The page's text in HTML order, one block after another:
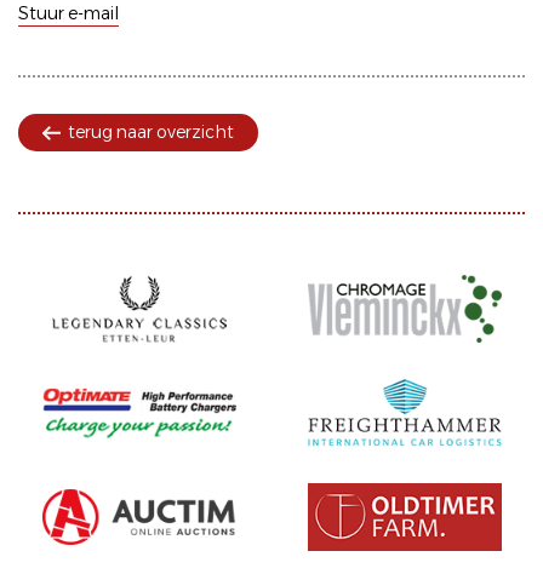
Stuur e-mail
terug naar overzicht